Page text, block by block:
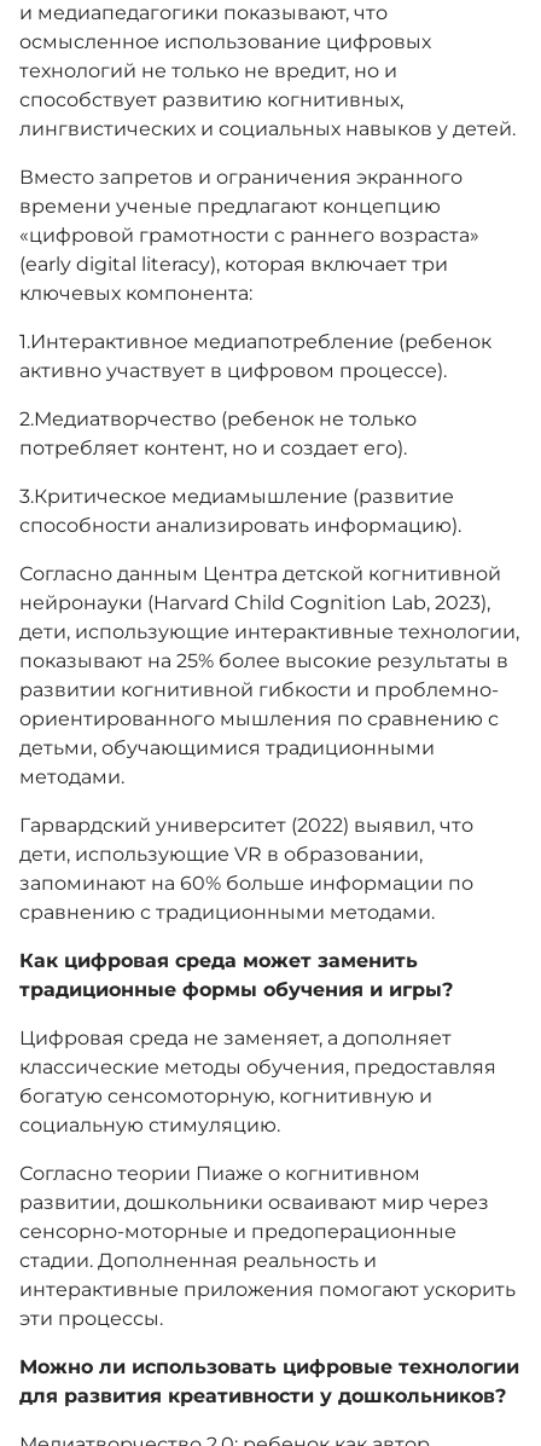
и медиапедагогики показывают, что
осмысленное использование цифровых
технологий не только не вредит, но и
способствует развитию когнитивных,
лингвистических и социальных навыков у детей.
Вместо запретов и ограничения экранного
времени ученые предлагают концепцию
«цифровой грамотности с раннего возраста»
(early digital literacy), которая включает три
ключевых компонента:
​1.​Интерактивное медиапотребление (ребенок
активно участвует в цифровом процессе).
​2.​Медиатворчество (ребенок не только
потребляет контент, но и создает его).
​3.​Критическое медиамышление (развитие
способности анализировать информацию).
Согласно данным Центра детской когнитивной
нейронауки (Harvard Child Cognition Lab, 2023),
дети, использующие интерактивные технологии,
показывают на 25% более высокие результаты в
развитии когнитивной гибкости и проблемно-
ориентированного мышления по сравнению с
детьми, обучающимися традиционными
методами.
Гарвардский университет (2022) выявил, что
дети, использующие VR в образовании,
запоминают на 60% больше информации по
сравнению с традиционными методами.
Как цифровая среда может заменить
традиционные формы обучения и игры?
Цифровая среда не заменяет, а дополняет
классические методы обучения, предоставляя
богатую сенсомоторную, когнитивную и
социальную стимуляцию.
Согласно теории Пиаже о когнитивном
развитии, дошкольники осваивают мир через
сенсорно-моторные и предоперационные
стадии. Дополненная реальность и
интерактивные приложения помогают ускорить
эти процессы.
Можно ли использовать цифровые технологии
для развития креативности у дошкольников?